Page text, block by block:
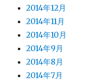
2014年12月
2014年11月
2014年10月
2014年9月
2014年8月
2014年7月